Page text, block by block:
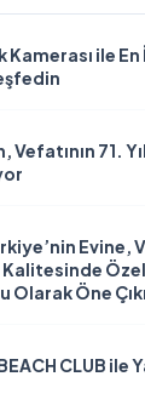
ile
71.
Evine,
Kalitesinde
Öne
CLUB ile